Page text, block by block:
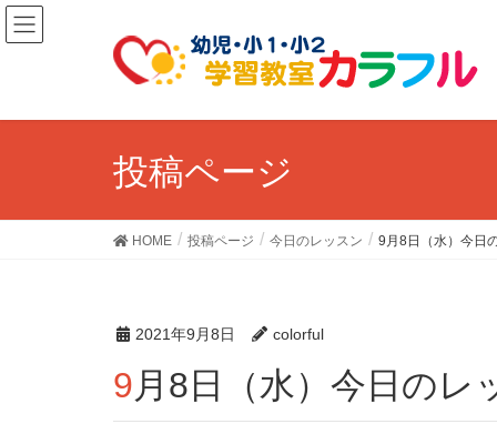
投稿ページ
HOME 投稿ページ 今日のレッスン 9月8日（水）今日
2021年9月8日 colorful
9月8日（水）今日のレ